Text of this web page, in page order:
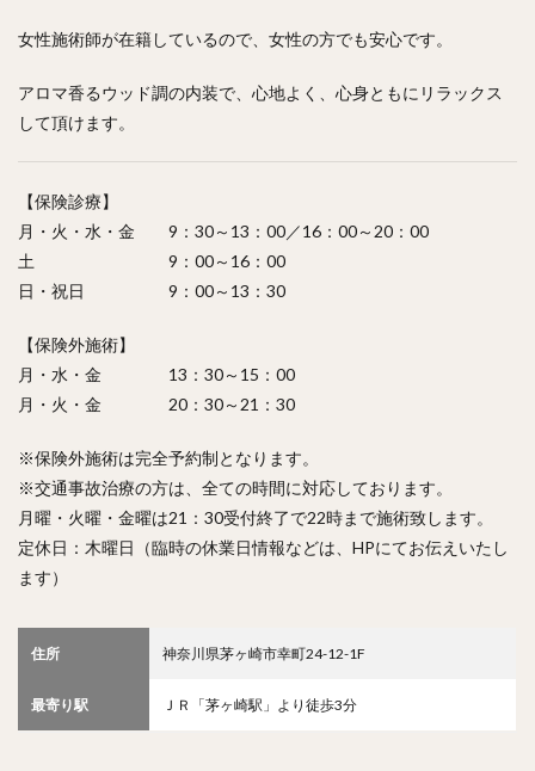
女性施術師が在籍しているので、女性の方でも安心です。
アロマ香るウッド調の内装で、心地よく、心身ともにリラックス
して頂けます。
【保険診療】
月・火・水・金 9：30～13：00／16：00～20：00
土 9：00～16：00
日・祝日 9：00～13：30
【保険外施術】
月・水・金 13：30～15：00
月・火・金 20：30～21：30
※保険外施術は完全予約制となります。
※交通事故治療の方は、全ての時間に対応しております。
月曜・火曜・金曜は21：30受付終了で22時まで施術致します。
定休日：木曜日（臨時の休業日情報などは、HPにてお伝えいたし
ます）
住所 神奈川県茅ヶ崎市幸町24-12-1F
最寄り駅 ＪＲ「茅ヶ崎駅」より徒歩3分